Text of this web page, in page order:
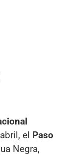
el Paso
Negra,